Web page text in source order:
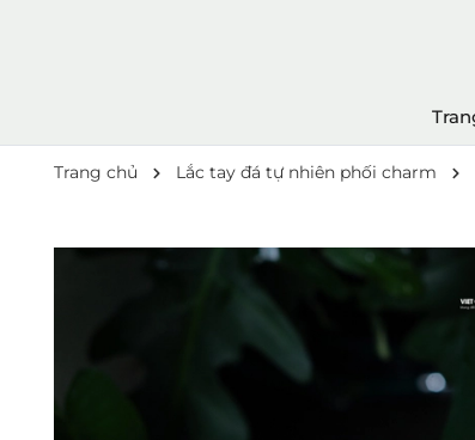
Trang chủ Lắc tay đá tự nhiên phối charm